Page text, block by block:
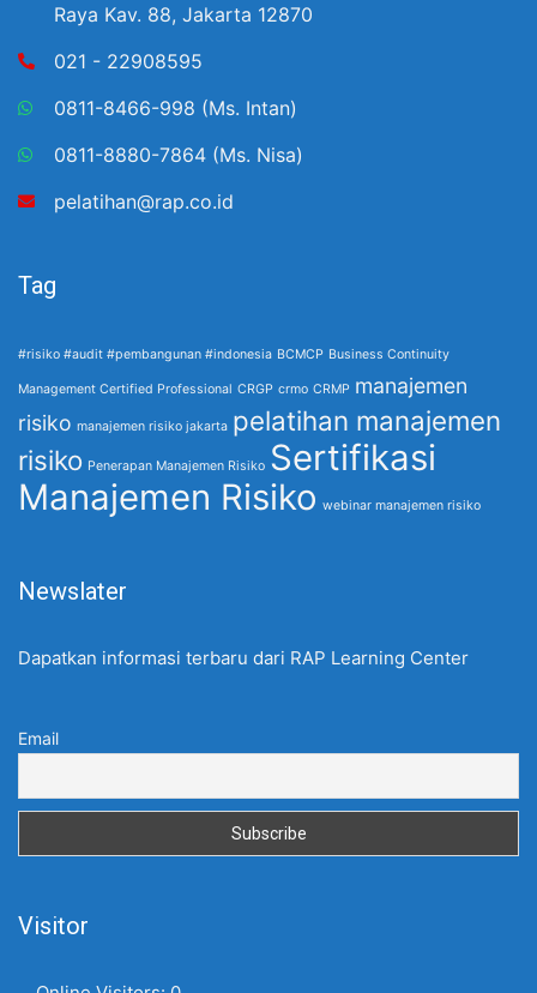
Raya Kav. 88, Jakarta 12870
021 - 22908595
0811-8466-998 (Ms. Intan)
0811-8880-7864 (Ms. Nisa)
pelatihan@rap.co.id
Tag
#risiko #audit #pembangunan #indonesia BCMCP Business Continuity
Management Certified Professional CRGP crmo CRMP manajemen
risiko manajemen risiko jakarta pelatihan manajemen
risiko Penerapan Manajemen Risiko Sertifikasi
Manajemen Risiko webinar manajemen risiko
Newslater
Dapatkan informasi terbaru dari RAP Learning Center
Email
Visitor